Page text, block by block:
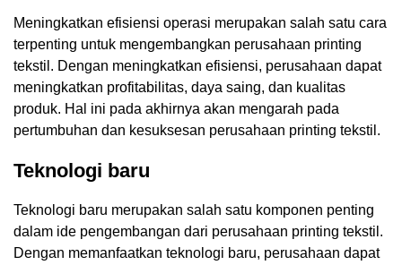
Meningkatkan efisiensi operasi merupakan salah satu cara
terpenting untuk mengembangkan perusahaan printing
tekstil. Dengan meningkatkan efisiensi, perusahaan dapat
meningkatkan profitabilitas, daya saing, dan kualitas
produk. Hal ini pada akhirnya akan mengarah pada
pertumbuhan dan kesuksesan perusahaan printing tekstil.
Teknologi baru
Teknologi baru merupakan salah satu komponen penting
dalam ide pengembangan dari perusahaan printing tekstil.
Dengan memanfaatkan teknologi baru, perusahaan dapat